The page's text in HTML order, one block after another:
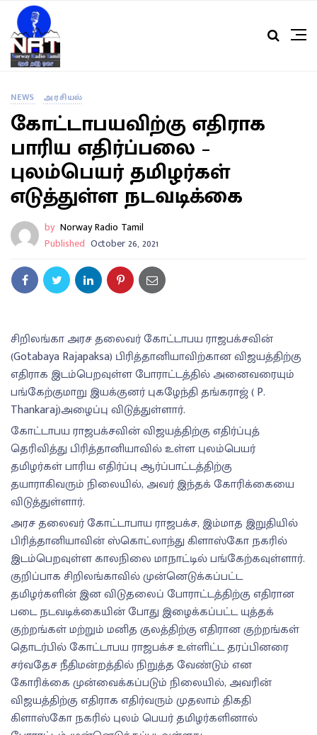
NEWS அரசியல்
கோட்டாபயவிற்கு எதிராக
பாரிய எதிர்ப்பலை –
புலம்பெயர் தமிழர்கள்
எடுத்துள்ள நடவடிக்கை
by Norway Radio Tamil
Published October 26, 2021
சிறிலங்கா அரச தலைவர் கோட்டாபய ராஜபக்சவின்
(Gotabaya Rajapaksa) பிரித்தானியாவிற்கான விஜயத்திற்கு
எதிராக இடம்பெறவுள்ள போராட்டத்தில் அனைவரையும்
பங்கேற்குமாறு இயக்குனர் புகழேந்தி தங்கராஜ் ( P.
Thankaraj)அழைப்பு விடுத்துள்ளார்.
கோட்டாபய ராஜபக்சவின் விஜயத்திற்கு எதிர்ப்புத்
தெரிவித்து பிரித்தானியாவில் உள்ள புலம்பெயர்
தமிழர்கள் பாரிய எதிர்ப்பு ஆர்ப்பாட்டத்திற்கு
தயாராகிவரும் நிலையில், அவர் இந்தக் கோரிக்கையை
விடுத்துள்ளார்.
அரச தலைவர் கோட்டாபாய ராஜபக்ச, இம்மாத இறுதியில்
பிரித்தானியாவின் ஸ்கொட்லாந்து கிளாஸ்கோ நகரில்
இடம்பெறவுள்ள காலநிலை மாநாட்டில் பங்கேற்கவுள்ளார்.
குறிப்பாக சிறிலங்காவில் முன்னெடுக்கப்பட்ட
தமிழர்களின் இன விடுதலைப் போராட்டத்திற்கு எதிரான
படை நடவடிக்கையின் போது இழைக்கப்பட்ட யுத்தக்
குற்றங்கள் மற்றும் மனித குலத்திற்கு எதிரான குற்றங்கள்
தொடர்பில் கோட்டாபய ராஜபக்ச உள்ளிட்ட தரப்பினரை
சர்வதேச நீதிமன்றத்தில் நிறுத்த வேண்டும் என
கோரிக்கை முன்வைக்கப்படும் நிலையில், அவரின்
விஜயத்திற்கு எதிராக எதிர்வரும் முதலாம் திகதி
கிளாஸ்கோ நகரில் புலம் பெயர் தமிழர்களினால்